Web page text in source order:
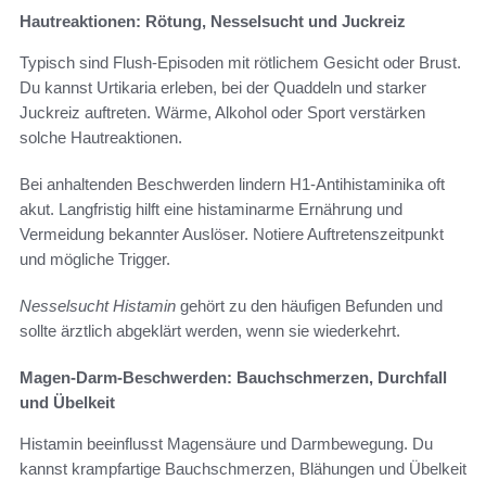
Hautreaktionen: Rötung, Nesselsucht und Juckreiz
Typisch sind Flush-Episoden mit rötlichem Gesicht oder Brust.
Du kannst Urtikaria erleben, bei der Quaddeln und starker
Juckreiz auftreten. Wärme, Alkohol oder Sport verstärken
solche Hautreaktionen.
Bei anhaltenden Beschwerden lindern H1-Antihistaminika oft
akut. Langfristig hilft eine histaminarme Ernährung und
Vermeidung bekannter Auslöser. Notiere Auftretenszeitpunkt
und mögliche Trigger.
Nesselsucht Histamin gehört zu den häufigen Befunden und
sollte ärztlich abgeklärt werden, wenn sie wiederkehrt.
Magen-Darm-Beschwerden: Bauchschmerzen, Durchfall
und Übelkeit
Histamin beeinflusst Magensäure und Darmbewegung. Du
kannst krampfartige Bauchschmerzen, Blähungen und Übelkeit